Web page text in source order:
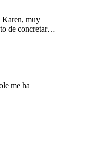
Karen, muy
de concretar la
me ha